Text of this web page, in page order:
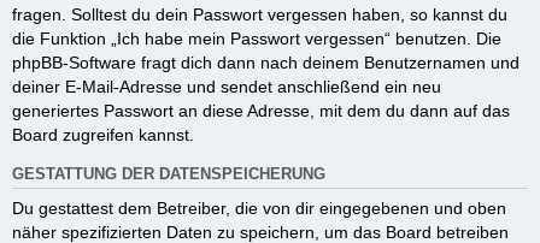
fragen. Solltest du dein Passwort vergessen haben, so kannst du
die Funktion „Ich habe mein Passwort vergessen“ benutzen. Die
phpBB-Software fragt dich dann nach deinem Benutzernamen und
deiner E-Mail-Adresse und sendet anschließend ein neu
generiertes Passwort an diese Adresse, mit dem du dann auf das
Board zugreifen kannst.
GESTATTUNG DER DATENSPEICHERUNG
Du gestattest dem Betreiber, die von dir eingegebenen und oben
näher spezifizierten Daten zu speichern, um das Board betreiben